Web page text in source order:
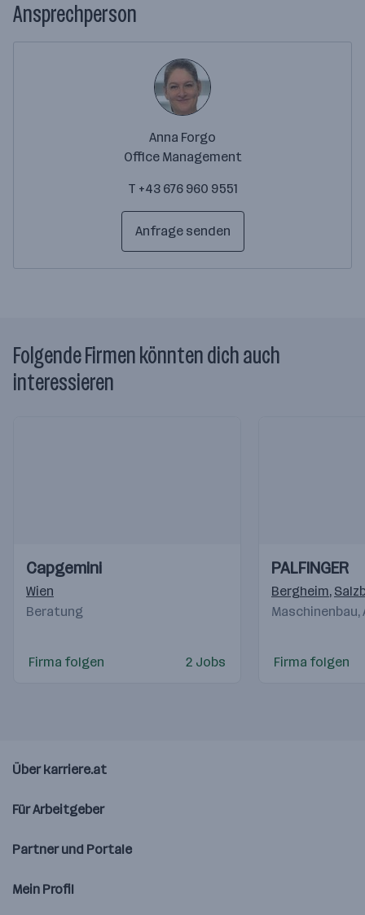
Ansprechperson
Anna Forgo
Office Management
T +43 676 960 9551
Anfrage senden
Folgende Firmen könnten dich auch
interessieren
Videos
Einblicke
Einblicke
Capgemini
Wien
Beratung
Firma folgen 2 Jobs
Videos
Einblicke
Einblicke
PALFINGER
Bergheim,
Maschinenbau,
Firma folgen
Über karriere.at
Für Arbeitgeber
Partner und Portale
Mein Profil